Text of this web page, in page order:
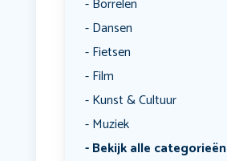
Borrelen
Dansen
Fietsen
Film
Kunst & Cultuur
Muziek
Bekijk alle categorieën